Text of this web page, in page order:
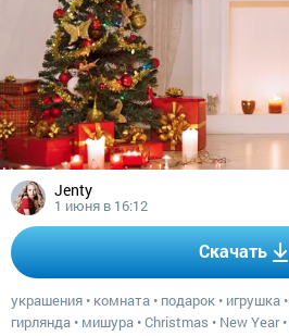
Jenty
1 июня в 16:12
Скачать
украшения • комната • подарок • игрушка •
гирлянда • мишура •Christmas • New Year•